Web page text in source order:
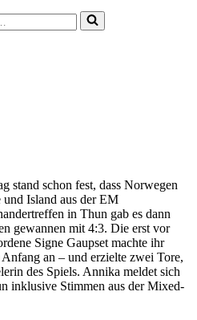
stand schon fest, dass Norwegen
Island aus der EM
in Thun gab es dann
gewannen mit 4:3. Die erst vor
Signe Gaupset machte ihr
an – und erzielte zwei Tore,
des Spiels. Annika meldet sich
inklusive Stimmen aus der Mixed-